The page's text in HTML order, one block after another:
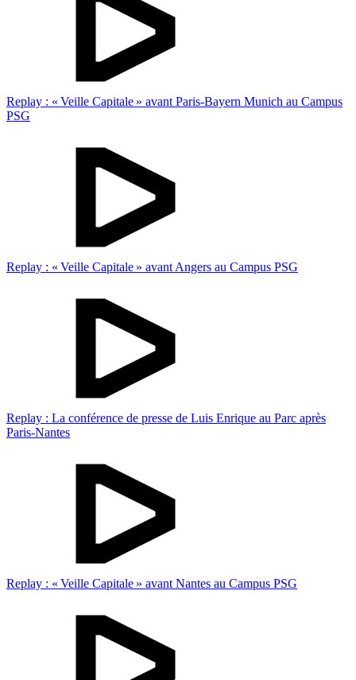
Replay : « Veille Capitale » avant Paris-Bayern Munich au Campus
PSG
Replay : « Veille Capitale » avant Angers au Campus PSG
Replay : La conférence de presse de Luis Enrique au Parc après
Paris-Nantes
Replay : « Veille Capitale » avant Nantes au Campus PSG